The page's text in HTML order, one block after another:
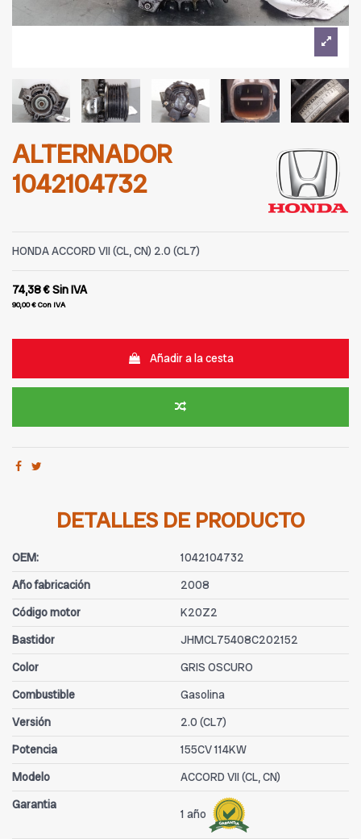
ALTERNADOR
1042104732
HONDA ACCORD VII (CL, CN) 2.0 (CL7)
74,38 €Sin IVA
90,00 €Con IVA
Añadir a la cesta
DETALLES DE PRODUCTO
OEM:
1042104732
Año fabricación
2008
Código motor
K20Z2
Bastidor
JHMCL75408C202152
Color
GRIS OSCURO
Combustible
Gasolina
Versión
2.0 (CL7)
Potencia
155CV 114KW
Modelo
ACCORD VII (CL, CN)
Garantia
1 año